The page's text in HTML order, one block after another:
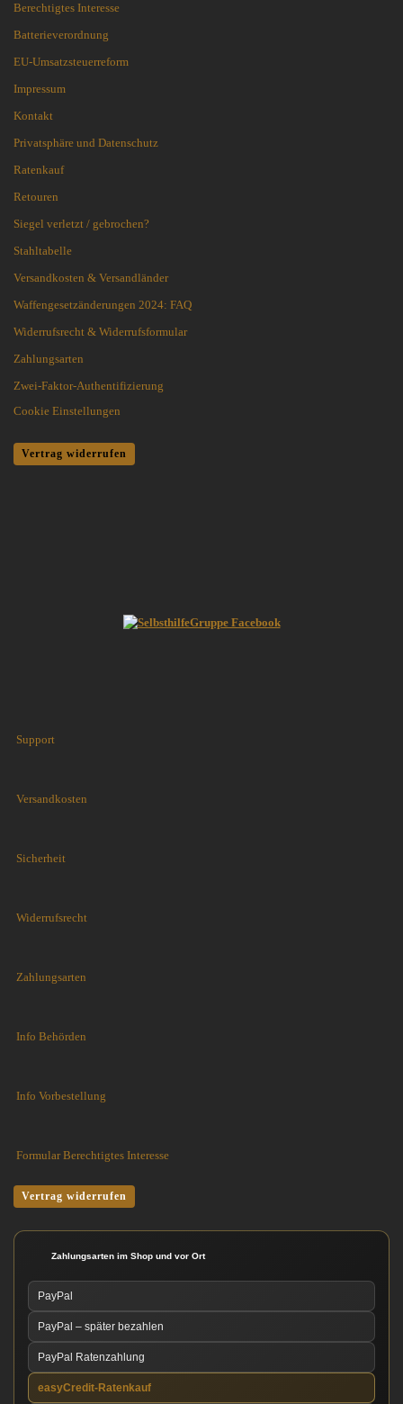
Berechtigtes Interesse
Batterieverordnung
EU-Umsatzsteuerreform
Impressum
Kontakt
Privatsphäre und Datenschutz
Ratenkauf
Retouren
Siegel verletzt / gebrochen?
Stahltabelle
Versandkosten & Versandländer
Waffengesetzänderungen 2024: FAQ
Widerrufsrecht & Widerrufsformular
Zahlungsarten
Zwei-Faktor-Authentifizierung
Cookie Einstellungen
Vertrag widerrufen
Support
Versandkosten
Sicherheit
Widerrufsrecht
Zahlungsarten
Info Behörden
Info Vorbestellung
Formular Berechtigtes Interesse
Vertrag widerrufen
Zahlungsarten im Shop und vor Ort
PayPal
PayPal – später bezahlen
PayPal Ratenzahlung
easyCredit-Ratenkauf